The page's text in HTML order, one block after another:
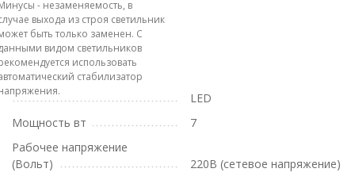
- незаменяемость, в
выхода из строя светильник
быть только заменен. С
видом светильников
использовать
стабилизатор
LED
Мощность вт
7
Рабочее напряжение
(Вольт)
220В (сетевое напряжение)